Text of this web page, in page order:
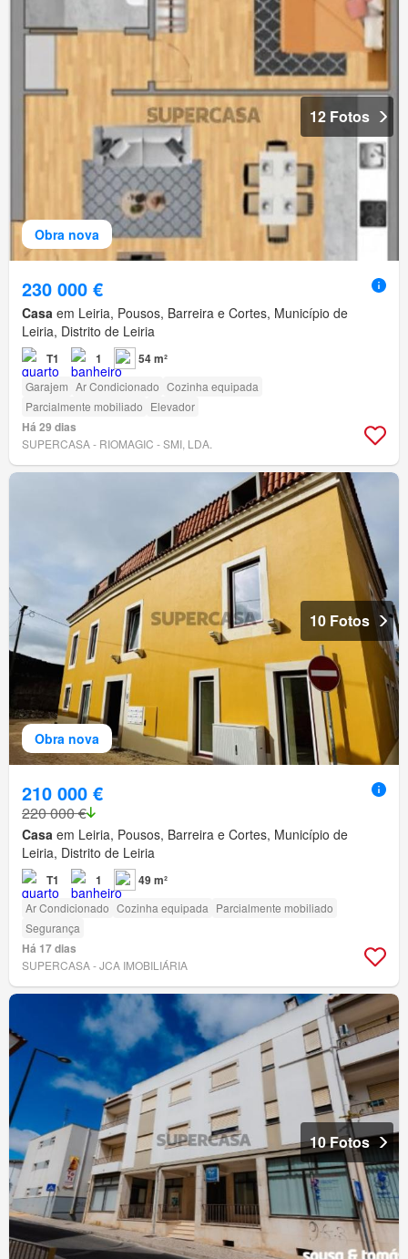
Obra nova
12 Fotos
230 000 €
Casa em Leiria, Pousos, Barreira e Cortes, Município de
Leiria, Distrito de Leiria
T1 1 54 m²
Garajem Ar Condicionado Cozinha equipada
Parcialmente mobiliado Elevador
Há 29 dias
SUPERCASA - RIOMAGIC - SMI, LDA.
Obra nova
10 Fotos
210 000 €
220 000 €
Casa em Leiria, Pousos, Barreira e Cortes, Município de
Leiria, Distrito de Leiria
T1 1 49 m²
Ar Condicionado Cozinha equipada Parcialmente mobiliado
Segurança
Há 17 dias
SUPERCASA - JCA IMOBILIÁRIA
10 Fotos